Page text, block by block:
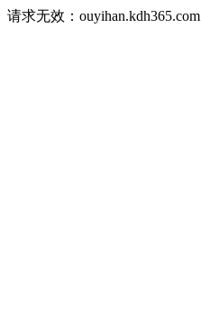
请求无效：ouyihan.kdh365.com